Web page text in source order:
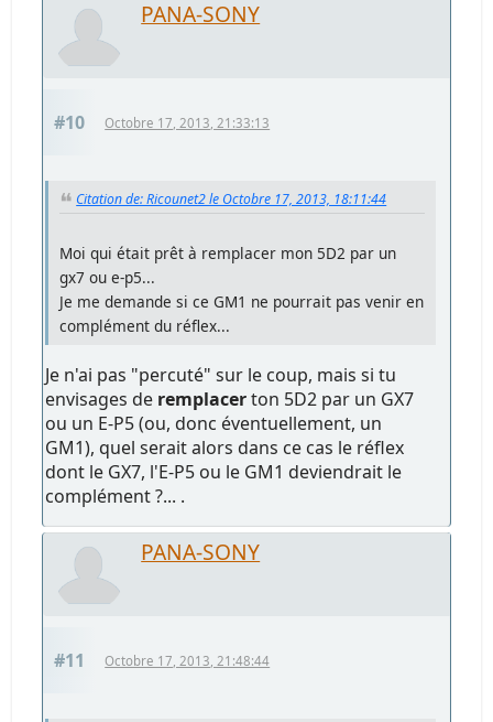
PANA-SONY
#10 Octobre 17, 2013, 21:33:13
Citation de: Ricounet2 le Octobre 17, 2013, 18:11:44
Moi qui était prêt à remplacer mon 5D2 par un
gx7 ou e-p5...
Je me demande si ce GM1 ne pourrait pas venir en
complément du réflex...
Je n'ai pas "percuté" sur le coup, mais si tu
envisages de remplacerton 5D2 par un GX7
ou un E-P5 (ou, donc éventuellement, un
GM1), quel serait alors dans ce cas le réflex
dont le GX7, l'E-P5 ou le GM1 deviendrait le
complément ?... .
PANA-SONY
#11 Octobre 17, 2013, 21:48:44